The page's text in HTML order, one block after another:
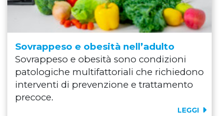
Sovrappeso e obesità nell’adulto
Sovrappeso e obesità sono condizioni
patologiche multifattoriali che richiedono
interventi di prevenzione e trattamento
precoce.
LEGGI